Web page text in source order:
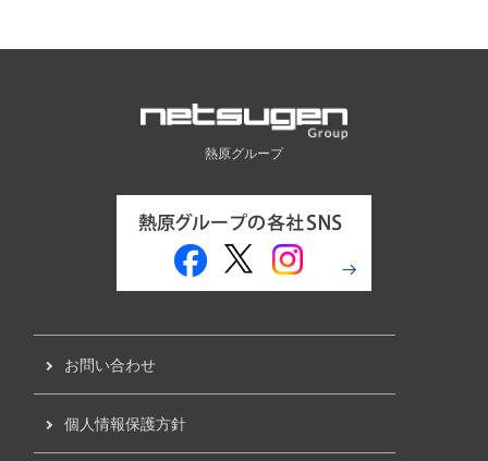
熱原グループ
お問い合わせ
個人情報保護方針